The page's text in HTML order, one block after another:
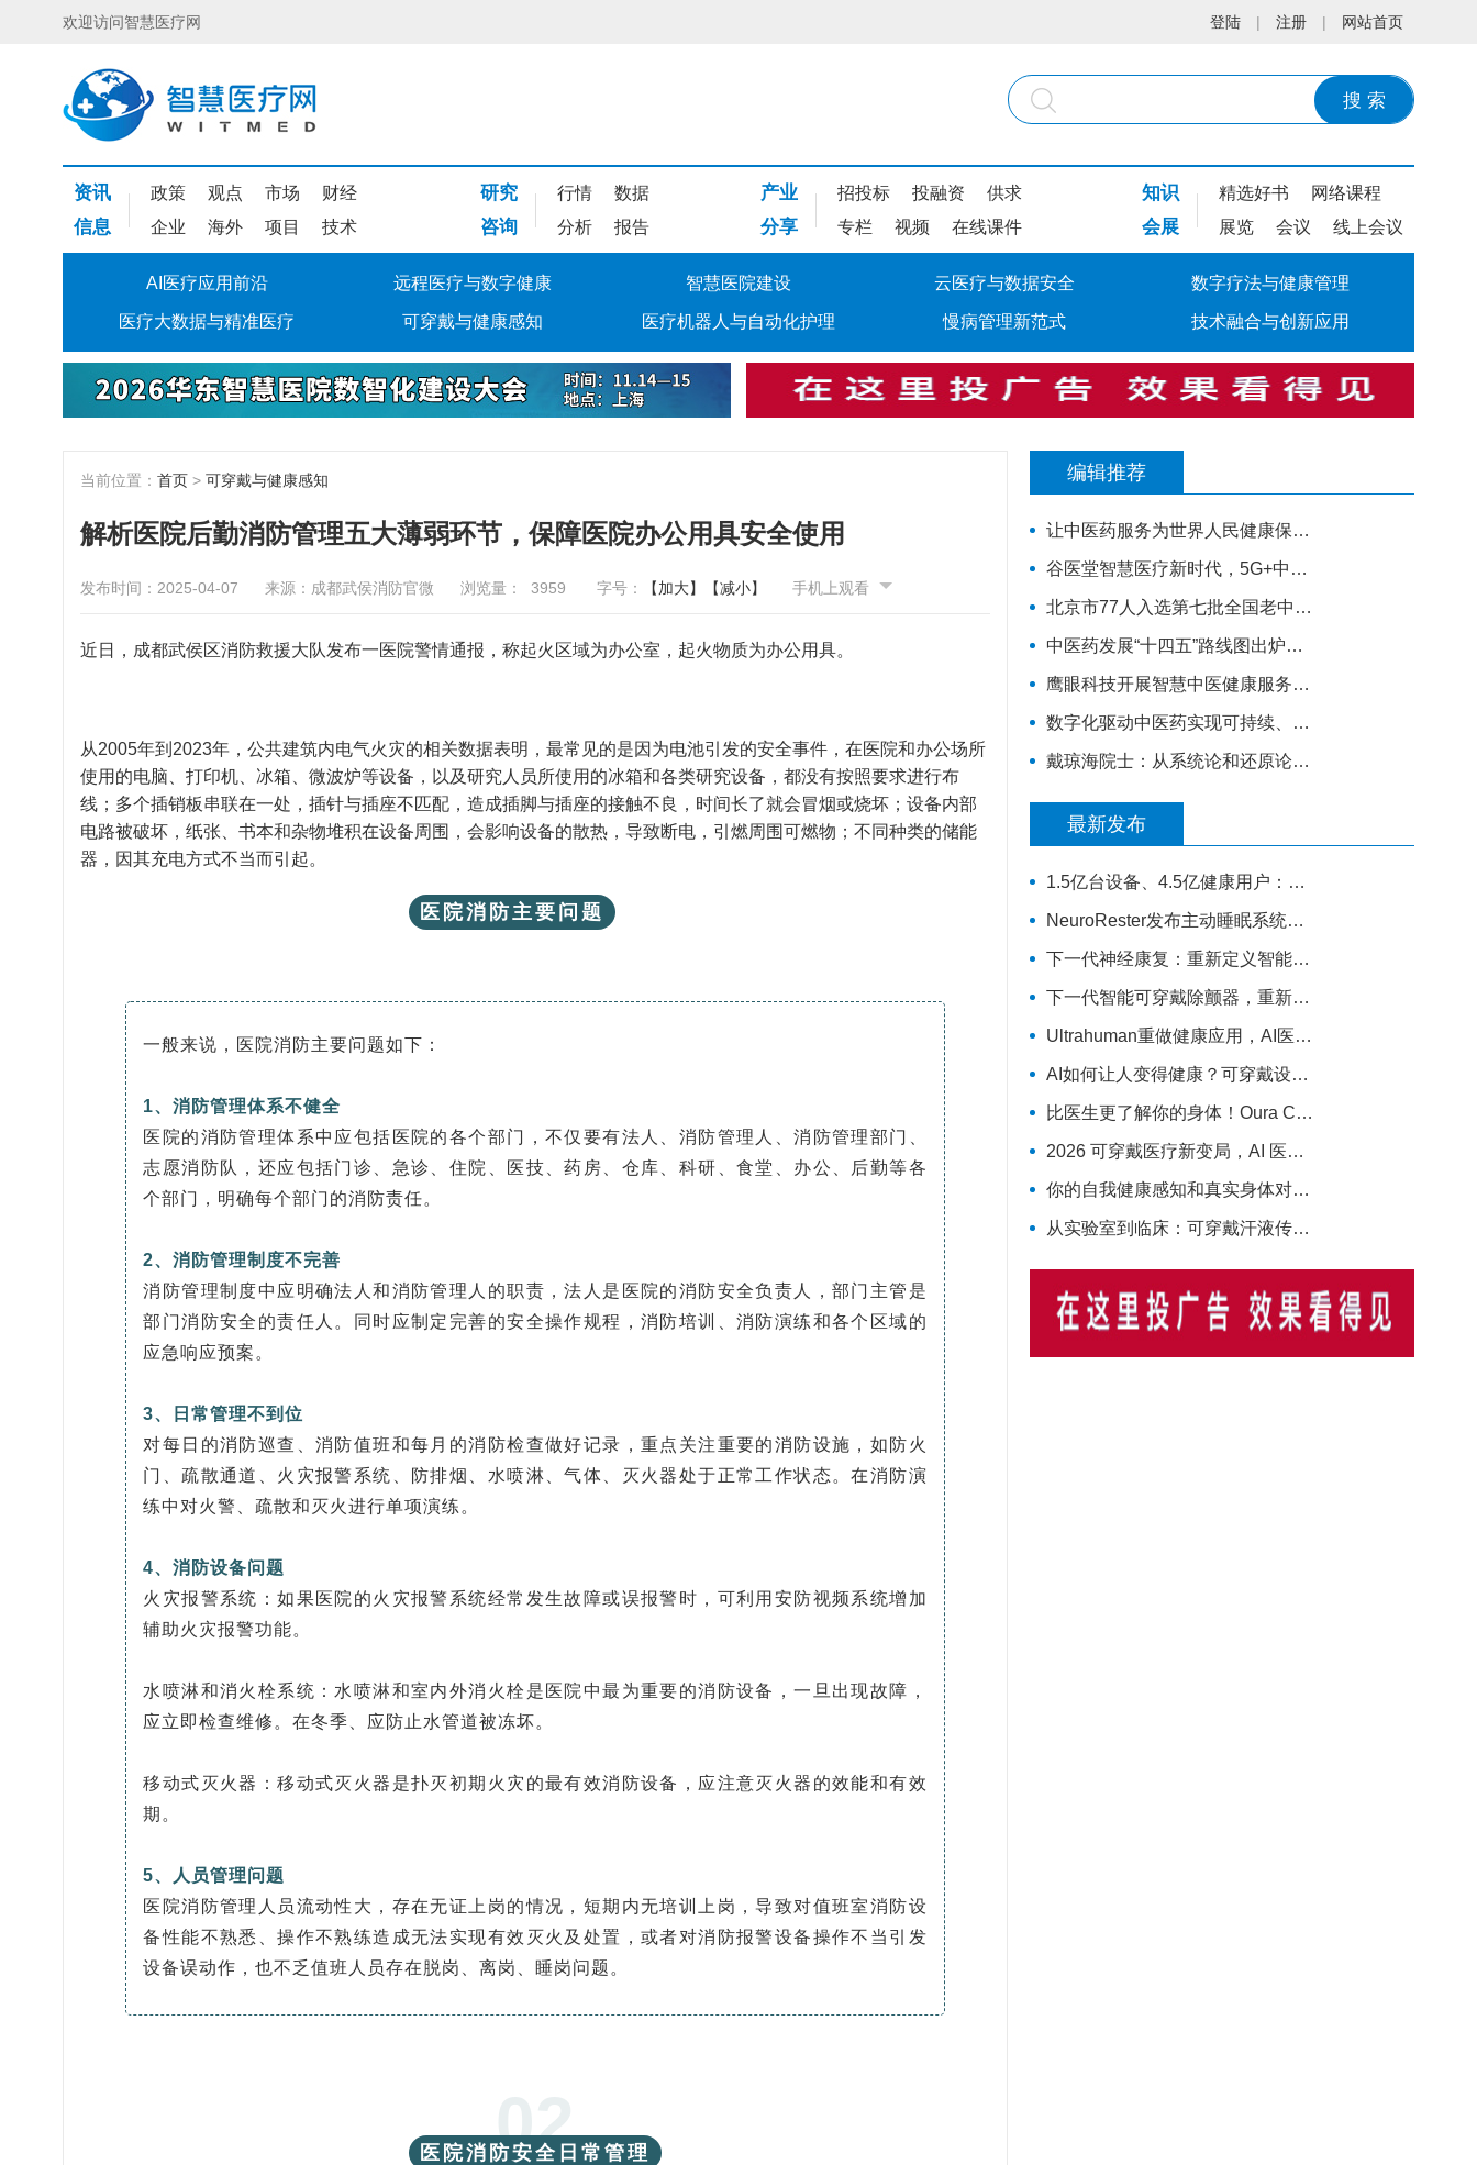
欢迎访问智慧医疗网 登陆 | 注册 | 网站首页
搜 索
资讯 政策 观点 市场 财经
信息 企业 海外 项目 技术
研究 行情 数据
咨询 分析 报告
产业 招投标 投融资 供求
分享 专栏 视频 在线课件
知识 精选好书 网络课程
会展 展览 会议 线上会议
AI医疗应用前沿 远程医疗与数字健康 智慧医院建设 云医疗与数据安全 数字疗法与健康管理
医疗大数据与精准医疗 可穿戴与健康感知 医疗机器人与自动化护理 慢病管理新范式 技术融合与创新应用
当前位置： 首页 > 可穿戴与健康感知
解析医院后勤消防管理五大薄弱环节，保障医院办公用具安全使用
发布时间：2025-04-07 来源：成都武侯消防官微 浏览量： 3959 字号： 【加大】 【减小】 手机上观看
近日，成都武侯区消防救援大队发布一医院警情通报，称起火区域为办公室，起火物质为办公用具。
从2005年到2023年，公共建筑内电气火灾的相关数据表明，最常见的是因为电池引发的安全事件，在医院和办公场所
使用的电脑、打印机、冰箱、微波炉等设备，以及研究人员所使用的冰箱和各类研究设备，都没有按照要求进行布
线；多个插销板串联在一处，插针与插座不匹配，造成插脚与插座的接触不良，时间长了就会冒烟或烧坏；设备内部
电路被破坏，纸张、书本和杂物堆积在设备周围，会影响设备的散热，导致断电，引燃周围可燃物；不同种类的储能
器，因其充电方式不当而引起。
医院消防主要问题
一般来说，医院消防主要问题如下：
1、消防管理体系不健全
医院的消防管理体系中应包括医院的各个部门，不仅要有法人、消防管理人、消防管理部门、
志愿消防队，还应包括门诊、急诊、住院、医技、药房、仓库、科研、食堂、办公、后勤等各
个部门，明确每个部门的消防责任。
2、消防管理制度不完善
消防管理制度中应明确法人和消防管理人的职责，法人是医院的消防安全负责人，部门主管是
部门消防安全的责任人。同时应制定完善的安全操作规程，消防培训、消防演练和各个区域的
应急响应预案。
3、日常管理不到位
对每日的消防巡查、消防值班和每月的消防检查做好记录，重点关注重要的消防设施，如防火
门、疏散通道、火灾报警系统、防排烟、水喷淋、气体、灭火器处于正常工作状态。在消防演
练中对火警、疏散和灭火进行单项演练。
4、消防设备问题
火灾报警系统：如果医院的火灾报警系统经常发生故障或误报警时，可利用安防视频系统增加
辅助火灾报警功能。
水喷淋和消火栓系统：水喷淋和室内外消火栓是医院中最为重要的消防设备，一旦出现故障，
应立即检查维修。在冬季、应防止水管道被冻坏。
移动式灭火器：移动式灭火器是扑灭初期火灾的最有效消防设备，应注意灭火器的效能和有效
期。
5、人员管理问题
医院消防管理人员流动性大，存在无证上岗的情况，短期内无培训上岗，导致对值班室消防设
备性能不熟悉、操作不熟练造成无法实现有效灭火及处置，或者对消防报警设备操作不当引发
设备误动作，也不乏值班人员存在脱岗、离岗、睡岗问题。
02
医院消防安全日常管理
编辑推荐
让中医药服务为世界人民健康保驾护航——西安中医脑病医院为外籍患者服务纪实
谷医堂智慧医疗新时代，5G+中医诊疗大有可为！|谷医堂科技中医
北京市77人入选第七批全国老中医药专家学术经验继承工作指导老师（附名单）
中医药发展“十四五”路线图出炉！火线解读，对基层医生有哪些利好？
鹰眼科技开展智慧中医健康服务进社区活动
数字化驱动中医药实现可持续、高质量的发展
戴琼海院士：从系统论和还原论谈智能中医的发展
最新发布
1.5亿台设备、4.5亿健康用户：华为如何把规模变成数据
NeuroRester发布主动睡眠系统，AI医疗可穿戴从记录走向反馈
下一代神经康复：重新定义智能可穿戴设备
下一代智能可穿戴除颤器，重新定义院外心脏急救
Ultrahuman重做健康应用，AI医疗穿戴从“看数据”转向“给行动”
AI如何让人变得健康？可穿戴设备成关键技术支撑
比医生更了解你的身体！Oura CEO说出可穿戴健康设备对医疗体系的革命
2026 可穿戴医疗新变局，AI 医疗级设备成核心增长引擎
你的自我健康感知和真实身体对不上，会缩短寿命！多国队列研究实锤
从实验室到临床：可穿戴汗液传感器的系统框架与发展路线图